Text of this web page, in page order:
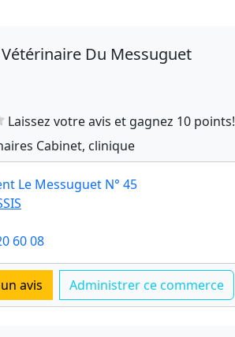
Du Messuguet
Laissez votre avis et gagnez 10 points!
Cabinet, clinique
Le Messuguet N° 45
60 08